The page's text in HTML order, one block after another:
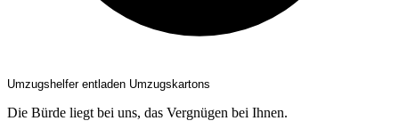
Umzugshelfer entladen Umzugskartons
Die Bürde liegt bei uns, das Vergnügen bei Ihnen.